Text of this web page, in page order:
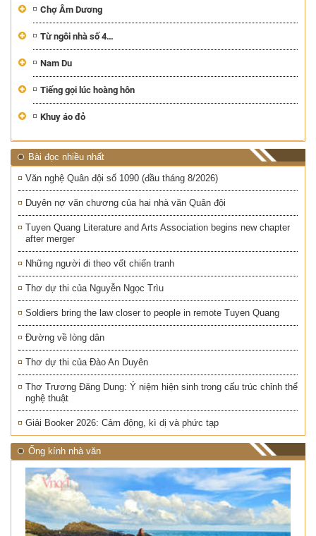
Chợ Âm Dương
Từ ngôi nhà số 4…
Nam Du
Tiếng gọi lúc hoàng hôn
Khuy áo đỏ
Bài đọc nhiều nhất
Văn nghệ Quân đội số 1090 (đầu tháng 8/2026)
Duyên nợ văn chương của hai nhà văn Quân đội
Tuyen Quang Literature and Arts Association begins new chapter
after merger
Những người đi theo vết chiến tranh
Thơ dự thi của Nguyễn Ngọc Trìu
Soldiers bring the law closer to people in remote Tuyen Quang
Đường về lòng dân
Thơ dự thi của Đào An Duyên
Thơ Trương Đăng Dung: Ý niệm hiện sinh trong cấu trúc chỉnh thể
nghệ thuật
Giải Booker 2026: Cảm động, kì dị và phức tạp
Ống kính nhà văn